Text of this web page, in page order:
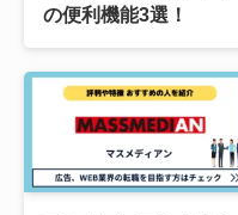
の便利機能3選！